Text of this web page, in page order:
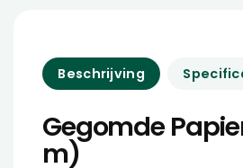
Beschrijving
Gegomde
m)